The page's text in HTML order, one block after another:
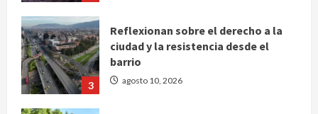
3
Reflexionan sobre el derecho a la
ciudad y la resistencia desde el
barrio
agosto 10, 2026